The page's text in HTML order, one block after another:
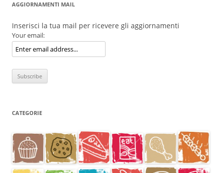
AGGIORNAMENTI MAIL
Inserisci la tua mail per ricevere gli aggiornamenti
Your email:
CATEGORIE